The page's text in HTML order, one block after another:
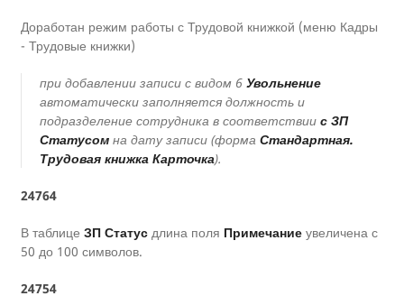
Доработан режим работы с Трудовой книжкой (меню Кадры
- Трудовые книжки)
при добавлении записи с видом 6 Увольнение
автоматически заполняется должность и
подразделение сотрудника в соответствии с ЗП
Статусом на дату записи (форма Стандартная.
Трудовая книжка Карточка).
24764
В таблице ЗП Статус длина поля Примечание увеличена с
50 до 100 символов.
24754